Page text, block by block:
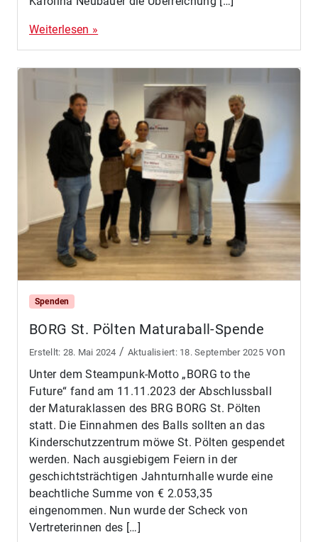
Weiterlesen »
Spenden
BORG St. Pölten Maturaball-Spende
28. Mai 2024 / 18. September 2025von
Unter dem Steampunk-Motto „BORG to the
Future“ fand am 11.11.2023 der Abschlussball
der Maturaklassen des BRG BORG St. Pölten
statt. Die Einnahmen des Balls sollten an das
Kinderschutzzentrum möwe St. Pölten gespendet
werden. Nach ausgiebigem Feiern in der
geschichtsträchtigen Jahnturnhalle wurde eine
beachtliche Summe von € 2.053,35
eingenommen. Nun wurde der Scheck von
Vertreterinnen des […]